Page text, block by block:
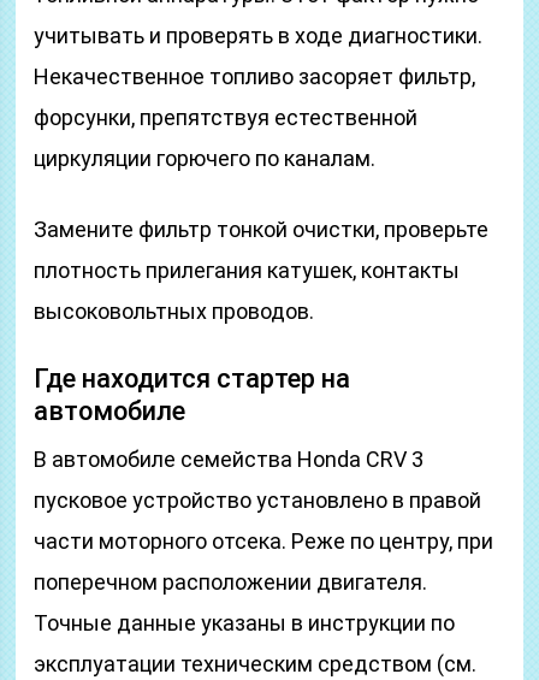
учитывать и проверять в ходе диагностики.
Некачественное топливо засоряет фильтр,
форсунки, препятствуя естественной
циркуляции горючего по каналам.
Замените фильтр тонкой очистки, проверьте
плотность прилегания катушек, контакты
высоковольтных проводов.
Где находится стартер на
автомобиле
В автомобиле семейства Honda CRV 3
пусковое устройство установлено в правой
части моторного отсека. Реже по центру, при
поперечном расположении двигателя.
Точные данные указаны в инструкции по
эксплуатации техническим средством (см.